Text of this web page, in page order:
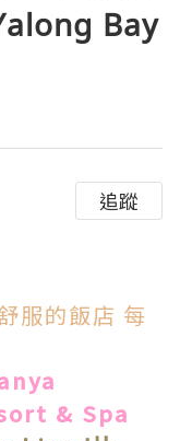
Bay
追蹤
服的飯店 每
& Spa